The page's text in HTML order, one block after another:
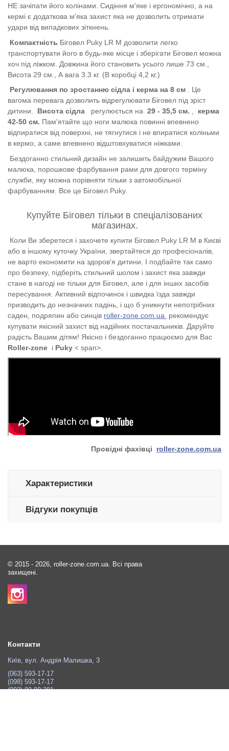
НЕ зачіпати його колінами. Сидіння м'яке і ергономічно, а на
кермі є додаткова м'яка захист яка не дозволить отримати
удари від випадкових зіткнень.
Компактність Біговел Puky LR M дозволити легко
транспортувати його в будь-яке місце і зберігати Біговел можна
хоч під ліжком. Довжина його становить усього лише 73 см.,
Висота 29 см., А вага 3.3 кг. (В коробці 4,2 ​​кг.)
Регулювання по зростанню сідла і керма на 8 см . Це
вагома перевага дозволить відрегулювати Біговел під зріст
дитини.
Висота сідла регулюється на 29 - 35,5 см. ,
керма
42-50 см. Пам'ятайте що ноги малюка повинні впевнено
відпиратися від поверхні, не тягнутися і не впиратися коліньми
в кермо, а саме впевнено відштовхуватися ніжками.
Бездоганно стильний дизайн не залишить байдужим Вашого
малюка, порошкове фарбування рами для довгого терміну
служби, яку можна порівняти тільки з автомобільної
фарбуванням. Все це Біговел Puky.
Купуйте Біговел тільки в спеціалізованих
магазинах.
Коли Ви зберетеся і захочете купити Біговел Puky LR M в Києві
або в іншому куточку України, звертайтеся до професіоналів,
не варто економити на здоров'я дитини. І подбайте так само
про безпеку, підберіть стильний шолом і захист яка завжди
стане в нагоді не тільки для Біговел, але і для інших засобів
пересування. Активний відпочинок і швидка їзда завжди
призводить до незначних падінь, і що б уникнути непотрібних
саден, подряпин або синців roller-zone.com.ua
рекомендує
купувати якісний захист від надійних постачальників. Даруйте
радість Вашим дітям! Якісно і бездоганно працюємо для Вас
Roller-zone і Puky < span>.
Провідні фахівці roller-zone.com.ua
Характеристики
Відгуки покупців
© 2015 - 2026, roller-zone.com.ua. Всі права
захищені.
Контакти
Київ, вул. Андрія Малишка, 3
(063) 593-17-17
(098) 593-17-17
(093) 80-80-381